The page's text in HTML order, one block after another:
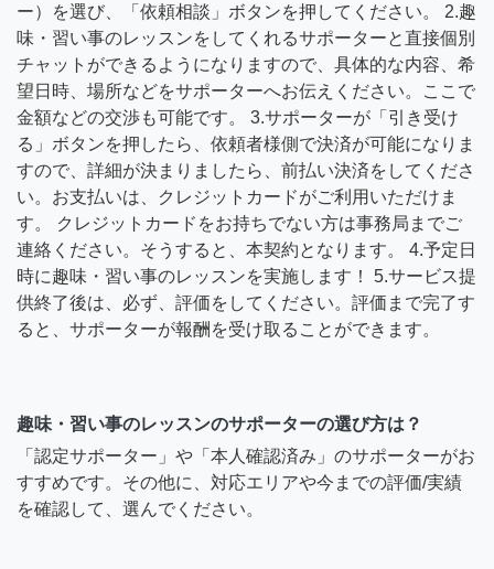
ー）を選び、「依頼相談」ボタンを押してください。 2.趣
味・習い事のレッスンをしてくれるサポーターと直接個別
チャットができるようになりますので、具体的な内容、希
望日時、場所などをサポーターへお伝えください。ここで
金額などの交渉も可能です。 3.サポーターが「引き受け
る」ボタンを押したら、依頼者様側で決済が可能になりま
すので、詳細が決まりましたら、前払い決済をしてくださ
い。お支払いは、クレジットカードがご利用いただけま
す。 クレジットカードをお持ちでない方は事務局までご
連絡ください。そうすると、本契約となります。 4.予定日
時に趣味・習い事のレッスンを実施します！ 5.サービス提
供終了後は、必ず、評価をしてください。評価まで完了す
ると、サポーターが報酬を受け取ることができます。
趣味・習い事のレッスンのサポーターの選び方は？
「認定サポーター」や「本人確認済み」のサポーターがお
すすめです。その他に、対応エリアや今までの評価/実績
を確認して、選んでください。